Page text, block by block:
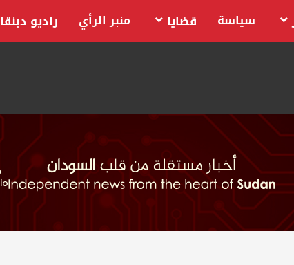
سياسة قضايا منبر الرأي راديو دبنقا